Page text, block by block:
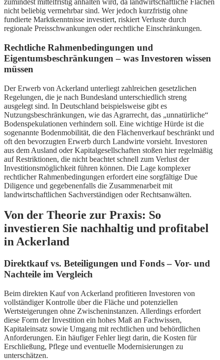
zumindest mittelfristig anhalten wird, da landwirtschaftliche Flächen
nicht beliebig vermehrbar sind. Wer jedoch kurzfristig ohne
fundierte Marktkenntnisse investiert, riskiert Verluste durch
regionale Preisschwankungen oder rechtliche Einschränkungen.
Rechtliche Rahmenbedingungen und
Eigentumsbeschränkungen – was Investoren wissen
müssen
Der Erwerb von Ackerland unterliegt zahlreichen gesetzlichen
Regelungen, die je nach Bundesland unterschiedlich streng
ausgelegt sind. In Deutschland beispielsweise gibt es
Nutzungsbeschränkungen, wie das Agrarrecht, das „unnatürliche“
Bodenspekulationen verhindern soll. Eine wichtige Hürde ist die
sogenannte Bodenmobilität, die den Flächenverkauf beschränkt und
oft den bevorzugten Erwerb durch Landwirte vorsieht. Investoren
aus dem Ausland oder Kapitalgesellschaften stoßen hier regelmäßig
auf Restriktionen, die nicht beachtet schnell zum Verlust der
Investitionsmöglichkeit führen können. Die Lage komplexer
rechtlicher Rahmenbedingungen erfordert eine sorgfältige Due
Diligence und gegebenenfalls die Zusammenarbeit mit
landwirtschaftlichen Sachverständigen oder Rechtsanwälten.
Von der Theorie zur Praxis: So
investieren Sie nachhaltig und profitabel
in Ackerland
Direktkauf vs. Beteiligungen und Fonds – Vor- und
Nachteile im Vergleich
Beim direkten Kauf von Ackerland profitieren Investoren von
vollständiger Kontrolle über die Fläche und potenziellen
Wertsteigerungen ohne Zwischeninstanzen. Allerdings erfordert
diese Form der Investition ein hohes Maß an Fachwissen,
Kapitaleinsatz sowie Umgang mit rechtlichen und behördlichen
Anforderungen. Ein häufiger Fehler liegt darin, die Kosten für
Erschließung, Pflege und eventuelle Modernisierungen zu
unterschätzen.